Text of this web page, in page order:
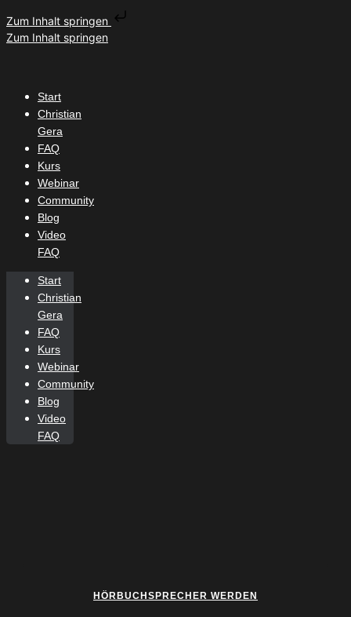
Zum Inhalt springen
Zum Inhalt springen
Start
Christian
Gera
FAQ
Kurs
Webinar
Community
Blog
Video
FAQ
Start
Christian
Gera
FAQ
Kurs
Webinar
Community
Blog
Video
FAQ
HÖRBUCHSPRECHER WERDEN